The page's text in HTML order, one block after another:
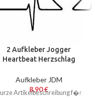
2 Aufkleber Jogger
Heartbeat Herzschlag
Sticker
Aufkleber JDM
8,90€
Artikelbeschreibung f�r